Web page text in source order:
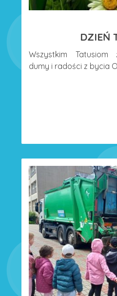
DZIEŃ
Wszystkim Tatusiom
dumy i radości z bycia